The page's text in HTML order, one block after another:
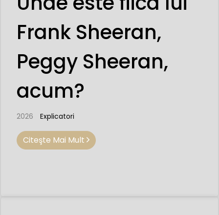
Frank Sheeran,
Peggy Sheeran,
acum?
2026 Explicatori
Citeşte Mai Mult